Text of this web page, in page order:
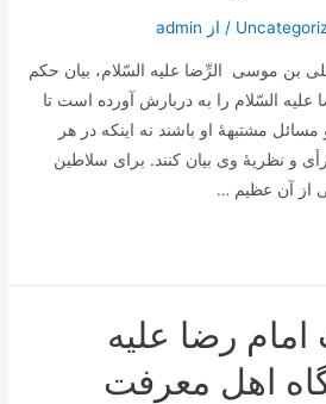
/ از admin
بن موسی الرِّضا علیه السّلام، بیان حكم
السّلام را به دربارش آورده است تا
مشتبهۀ او باشند نه اینكه در هر
و نظریۀ وی بیان كنند. برای سلاطین
از آن عظیم …
رضا علیه
اهل معرفت